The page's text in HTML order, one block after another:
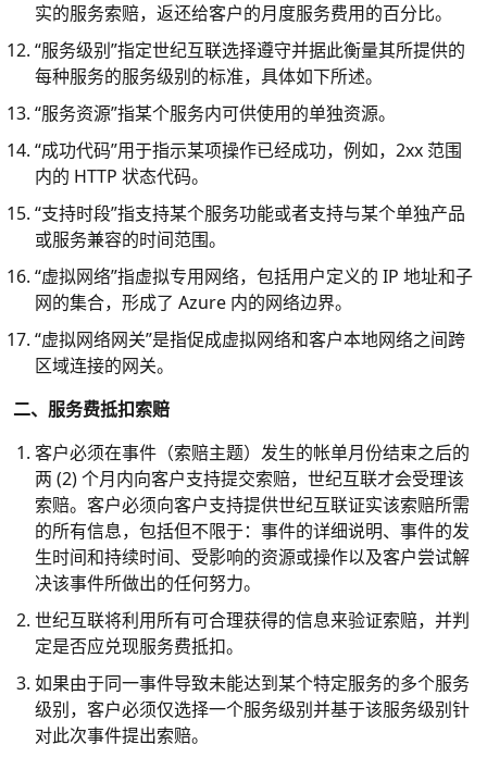
实的服务索赔，返还给客户的月度服务费用的百分比。
“服务级别”指定世纪互联选择遵守并据此衡量其所提供的
每种服务的服务级别的标准，具体如下所述。
“服务资源”指某个服务内可供使用的单独资源。
“成功代码”用于指示某项操作已经成功，例如，2xx 范围
内的 HTTP 状态代码。
“支持时段”指支持某个服务功能或者支持与某个单独产品
或服务兼容的时间范围。
“虚拟网络”指虚拟专用网络，包括用户定义的 IP 地址和子
网的集合，形成了 Azure 内的网络边界。
“虚拟网络网关”是指促成虚拟网络和客户本地网络之间跨
区域连接的网关。
二、服务费抵扣索赔
客户必须在事件（索赔主题）发生的帐单月份结束之后的
两 (2) 个月内向客户支持提交索赔，世纪互联才会受理该
索赔。客户必须向客户支持提供世纪互联证实该索赔所需
的所有信息，包括但不限于：事件的详细说明、事件的发
生时间和持续时间、受影响的资源或操作以及客户尝试解
决该事件所做出的任何努力。
世纪互联将利用所有可合理获得的信息来验证索赔，并判
定是否应兑现服务费抵扣。
如果由于同一事件导致未能达到某个特定服务的多个服务
级别，客户必须仅选择一个服务级别并基于该服务级别针
对此次事件提出索赔。